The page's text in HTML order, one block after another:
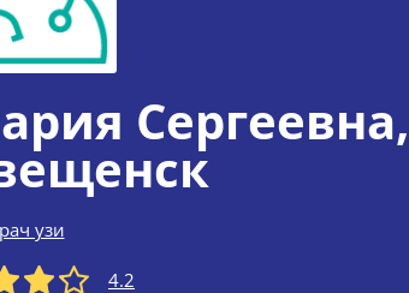
Сергеевна,
узи
4.2